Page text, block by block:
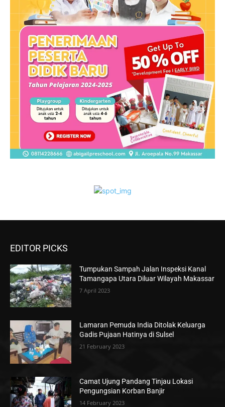
EDITOR PICKS
Tumpukan Sampah Jalan Inspeksi Kanal
Tamangapa Utara Diluar Wilayah Makassar
7 April 2023
Lamaran Pemuda India Ditolak Keluarga
Gadis Pujaan Hatinya di Sulsel
21 February 2023
Camat Ujung Pandang Tinjau Lokasi
Pengungsian Korban Banjir
14 February 2023